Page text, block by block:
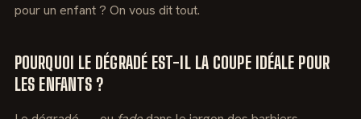
pour un enfant ? On vous dit tout.
POURQUOI LE DÉGRADÉ EST-IL LA COUPE IDÉALE POUR
LES ENFANTS ?